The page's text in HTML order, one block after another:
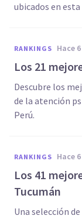
ubicados en
RANKINGS hace
Los 21
Descubre los
de la atención
Perú.
RANKINGS hace
Los 41
Tucumán
Una selección